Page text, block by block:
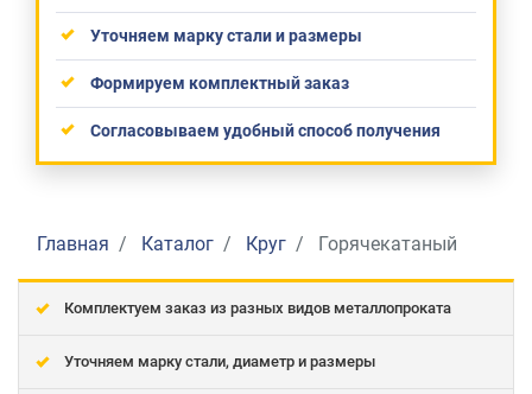
Уточняем марку стали и размеры
Формируем комплектный заказ
Согласовываем удобный способ получения
Главная Каталог Круг Горячекатаный
Комплектуем заказ из разных видов металлопроката
Уточняем марку стали, диаметр и размеры